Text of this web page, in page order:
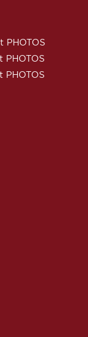
PHOTOS
PHOTOS
PHOTOS